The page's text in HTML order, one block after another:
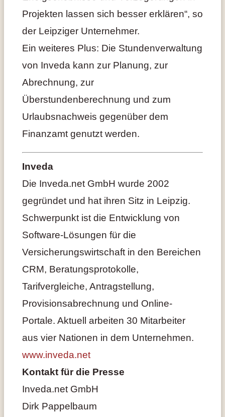
Projekten lassen sich besser erklären“, so
der Leipziger Unternehmer.
Ein weiteres Plus: Die Stundenverwaltung
von Inveda kann zur Planung, zur
Abrechnung, zur
Überstundenberechnung und zum
Urlaubsnachweis gegenüber dem
Finanzamt genutzt werden.
Inveda
Die Inveda.net GmbH wurde 2002
gegründet und hat ihren Sitz in Leipzig.
Schwerpunkt ist die Entwicklung von
Software-Lösungen für die
Versicherungswirtschaft in den Bereichen
CRM, Beratungsprotokolle,
Tarifvergleiche, Antragstellung,
Provisionsabrechnung und Online-
Portale. Aktuell arbeiten 30 Mitarbeiter
aus vier Nationen in dem Unternehmen.
www.inveda.net
Kontakt für die Presse
Inveda.net GmbH
Dirk Pappelbaum